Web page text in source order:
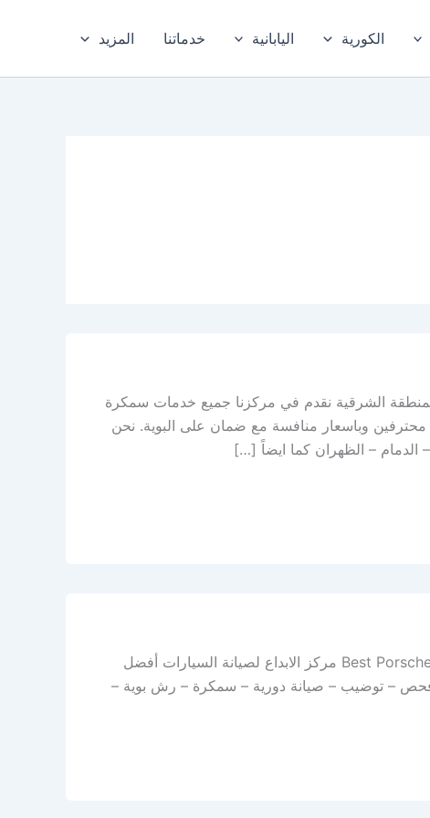
الكورية اليابانية خدماتنا المزيد
الشرقية نقدم في مركزنا جميع خدمات سمكرة
وباسعار منافسة مع ضمان على البوية. نحن
أفضل ورشة بورش في الدمام – الخبر – المنطقة الشرقية Best Porsche repair shop مركز الابداع لصيانة السيارات أفضل
– فحص – توضيب – صيانة دورية – سمكرة – رش بوية –